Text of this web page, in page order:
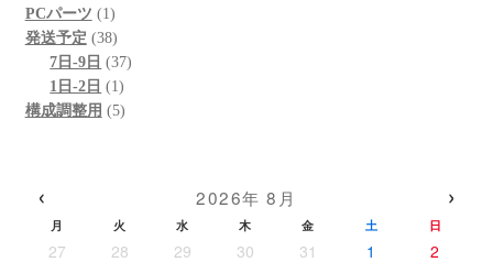
品
PCパーツ 11
個
の
商
品
発送予定 3838
個
の
商
7日-9日 3737
1日-2日 11
個
構成調整用 55
‹ 2026年 8月 ›
月 火 水 木 金 土 日
27 28 29 30 31 1
2